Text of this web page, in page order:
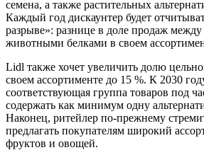
семена, а также растительных
Каждый год дискаунтер будет
разрыве»: разнице в доле продаж
животными белками в своем
Lidl также хочет увеличить долю
своем ассортименте до 15 %. К 2030
соответствующая группа товаров под
содержать как минимум одну
Наконец, ритейлер по-прежнему
предлагать покупателям широкий
фруктов и овощей.